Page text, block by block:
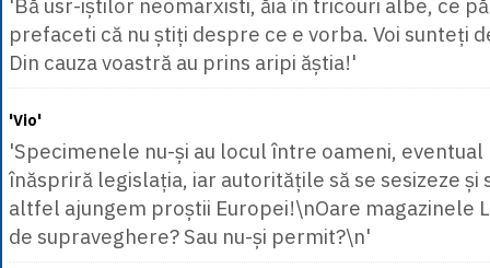
'Bă usr-iștilor neomarxisti, ăia în tricouri albe, ce
prefaceti că nu știți despre ce e vorba. Voi sunteți
Din cauza voastră au prins aripi ăștia!'
'Vio'
'Specimenele nu-și au locul între oameni,
înăspriră legislația, iar autoritățile să se sesizeze și
altfel ajungem proștii Europei!\nOare magazinele
de supraveghere? Sau nu-și permit?\n'